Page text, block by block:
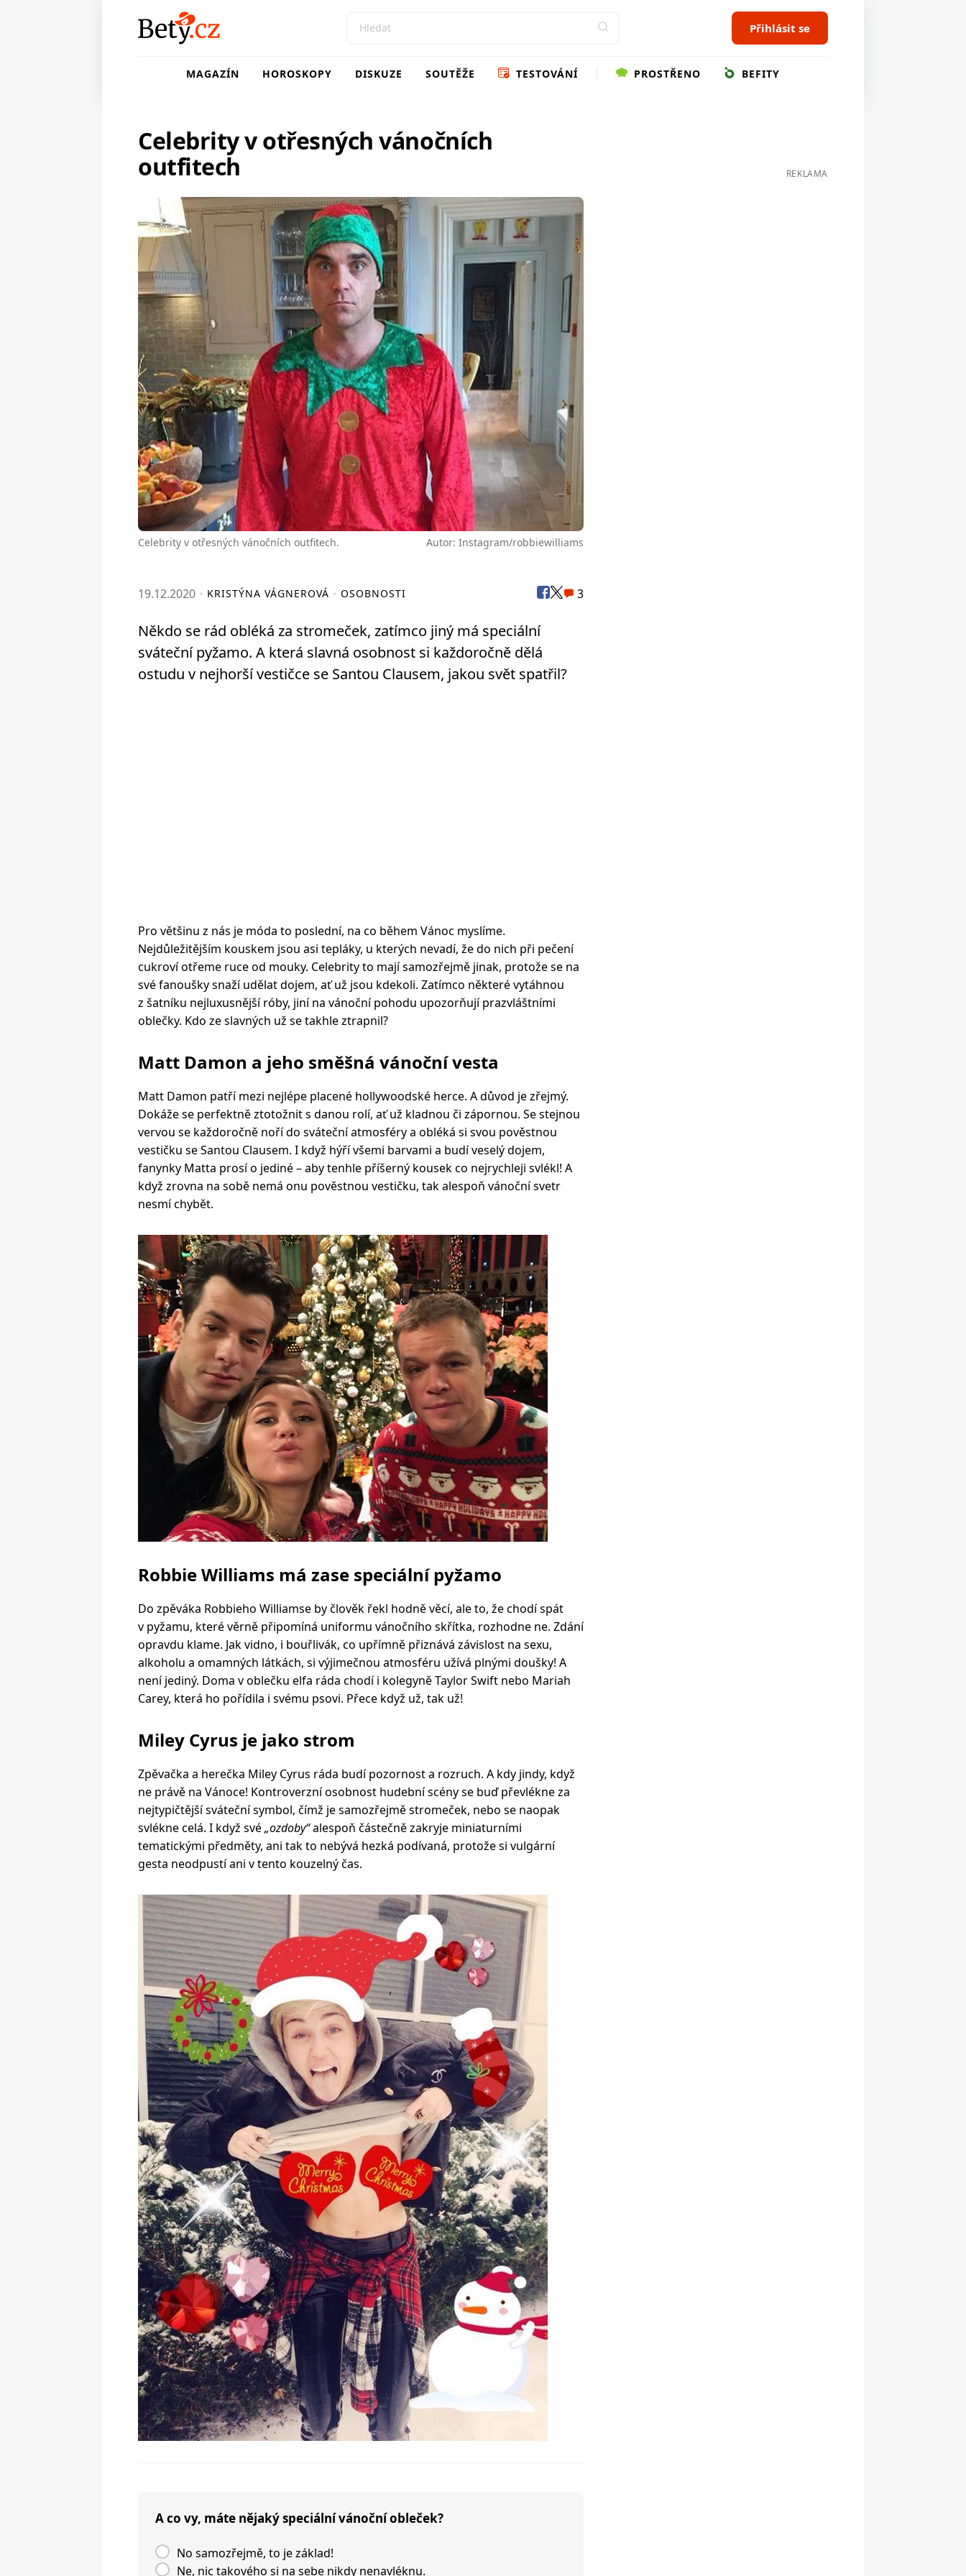
Přihlásit se
MAGAZÍN HOROSKOPY DISKUZE SOUTĚŽE TESTOVÁNÍ PROSTŘENO BEFITY
Celebrity v otřesných vánočních
outfitech
Celebrity v otřesných vánočních outfitech. Autor: Instagram/robbiewilliams
19.12.2020 KRISTÝNA VÁGNEROVÁ OSOBNOSTI 3
Někdo se rád obléká za stromeček, zatímco jiný má speciální
sváteční pyžamo. A která slavná osobnost si každoročně dělá
ostudu v nejhorší vestičce se Santou Clausem, jakou svět spatřil?
Pro většinu z nás je móda to poslední, na co během Vánoc myslíme.
Nejdůležitějším kouskem jsou asi tepláky, u kterých nevadí, že do nich při pečení
cukroví otřeme ruce od mouky. Celebrity to mají samozřejmě jinak, protože se na
své fanoušky snaží udělat dojem, ať už jsou kdekoli. Zatímco některé vytáhnou
z šatníku nejluxusnější róby, jiní na vánoční pohodu upozorňují prazvláštními
oblečky. Kdo ze slavných už se takhle ztrapnil?
Matt Damon a jeho směšná vánoční vesta
Matt Damon patří mezi nejlépe placené hollywoodské herce. A důvod je zřejmý.
Dokáže se perfektně ztotožnit s danou rolí, ať už kladnou či zápornou. Se stejnou
vervou se každoročně noří do sváteční atmosféry a obléká si svou pověstnou
vestičku se Santou Clausem. I když hýří všemi barvami a budí veselý dojem,
fanynky Matta prosí o jediné – aby tenhle příšerný kousek co nejrychleji svlékl! A
když zrovna na sobě nemá onu pověstnou vestičku, tak alespoň vánoční svetr
nesmí chybět.
Robbie Williams má zase speciální pyžamo
Do zpěváka Robbieho Williamse by člověk řekl hodně věcí, ale to, že chodí spát
v pyžamu, které věrně připomíná uniformu vánočního skřítka, rozhodne ne. Zdání
opravdu klame. Jak vidno, i bouřlivák, co upřímně přiznává závislost na sexu,
alkoholu a omamných látkách, si výjimečnou atmosféru užívá plnými doušky! A
není jediný. Doma v oblečku elfa ráda chodí i kolegyně Taylor Swift nebo Mariah
Carey, která ho pořídila i svému psovi. Přece když už, tak už!
Miley Cyrus je jako strom
Zpěvačka a herečka Miley Cyrus ráda budí pozornost a rozruch. A kdy jindy, když
ne právě na Vánoce! Kontroverzní osobnost hudební scény se buď převlékne za
nejtypičtější sváteční symbol, čímž je samozřejmě stromeček, nebo se naopak
svlékne celá. I když své„ozdoby“alespoň částečně zakryje miniaturními
tematickými předměty, ani tak to nebývá hezká podívaná, protože si vulgární
gesta neodpustí ani v tento kouzelný čas.
A co vy, máte nějaký speciální vánoční obleček?
No samozřejmě, to je základ!
Ne, nic takového si na sebe nikdy nenavléknu.
REKLAMA